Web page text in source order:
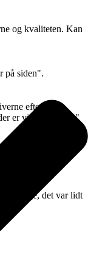
og kvaliteten. Kan
på siden".
efter 3
er virkelig flotte."
kundeservice
7 dage, det var lidt